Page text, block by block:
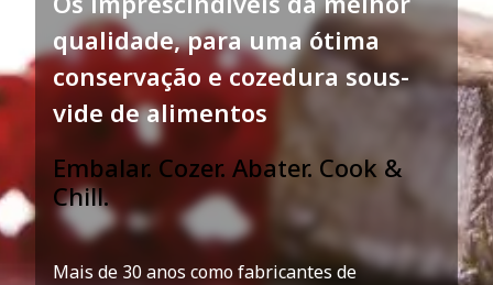
qualidade, para uma ótima
conservação e cozedura sous-
vide de alimentos
Embalar. Cozer. Abater. Cook &
Chill.
Mais de 30 anos como fabricantes de